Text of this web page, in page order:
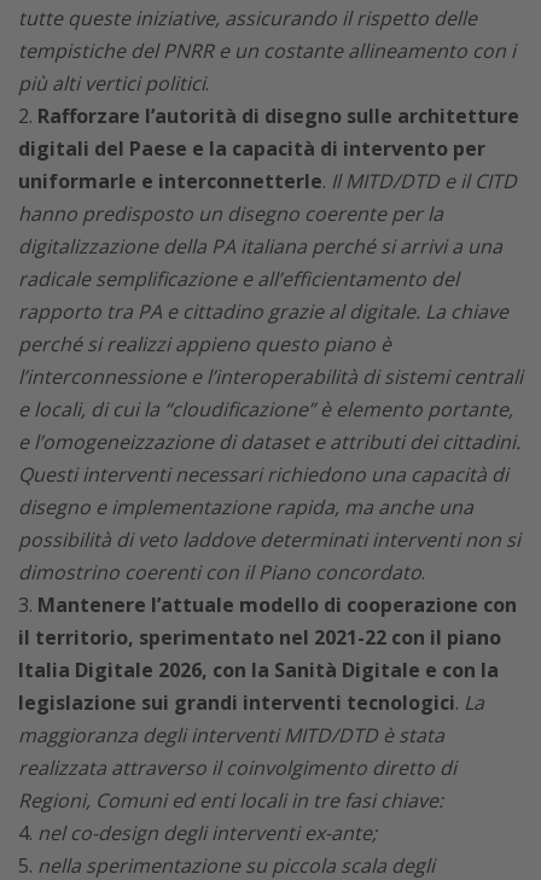
tutte queste iniziative, assicurando il rispetto delle
tempistiche del PNRR e un costante allineamento con i
più alti vertici politici.
Rafforzare l’autorità di disegno sulle architetture
digitali del Paese e la capacità di intervento per
uniformarle e interconnetterle. Il MITD/DTD e il CITD
hanno predisposto un disegno coerente per la
digitalizzazione della PA italiana perché si arrivi a una
radicale semplificazione e all’efficientamento del
rapporto tra PA e cittadino grazie al digitale. La chiave
perché si realizzi appieno questo piano è
l’interconnessione e l’interoperabilità di sistemi centrali
e locali, di cui la “cloudificazione” è elemento portante,
e l’omogeneizzazione di dataset e attributi dei cittadini.
Questi interventi necessari richiedono una capacità di
disegno e implementazione rapida, ma anche una
possibilità di veto laddove determinati interventi non si
dimostrino coerenti con il Piano concordato.
Mantenere l’attuale modello di cooperazione con
il territorio, sperimentato nel 2021-22 con il piano
Italia Digitale 2026, con la Sanità Digitale e con la
legislazione sui grandi interventi tecnologici. La
maggioranza degli interventi MITD/DTD è stata
realizzata attraverso il coinvolgimento diretto di
Regioni, Comuni ed enti locali in tre fasi chiave:
nel co-design degli interventi ex-ante;
nella sperimentazione su piccola scala degli